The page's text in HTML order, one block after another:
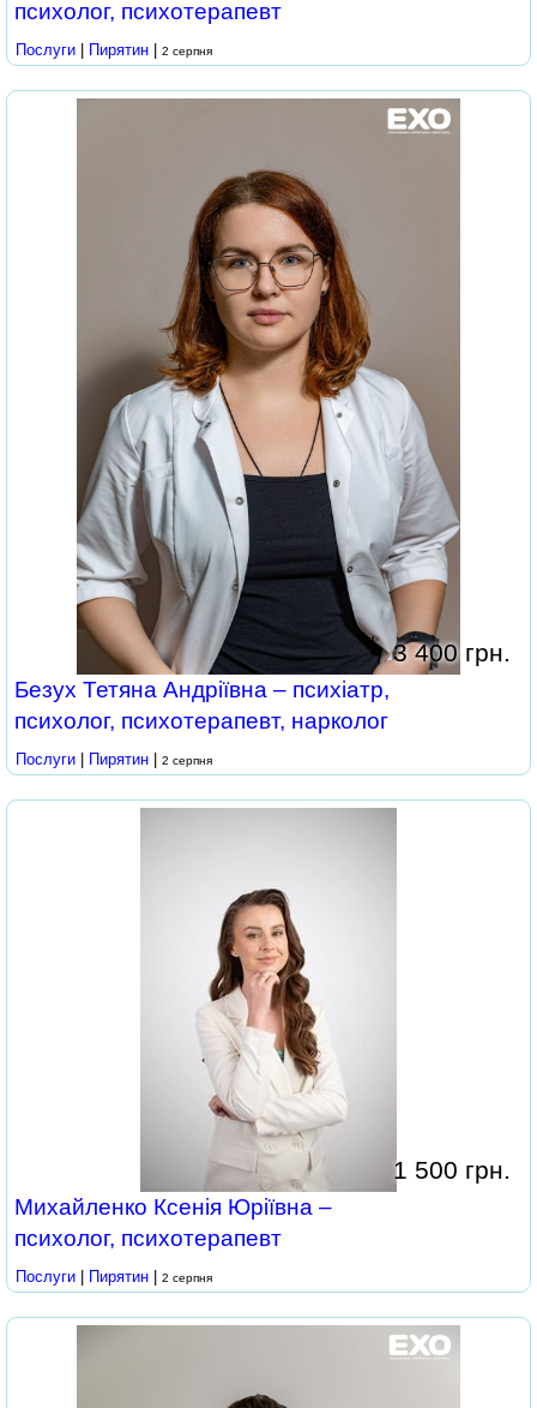
психолог, психотерапевт
Послуги Пирятин 2 серпня
3 400 грн.
Безух Тетяна Андріївна – психіатр,
психолог, психотерапевт, нарколог
Послуги Пирятин 2 серпня
1 500 грн.
Михайленко Ксенія Юріївна –
психолог, психотерапевт
Послуги Пирятин 2 серпня